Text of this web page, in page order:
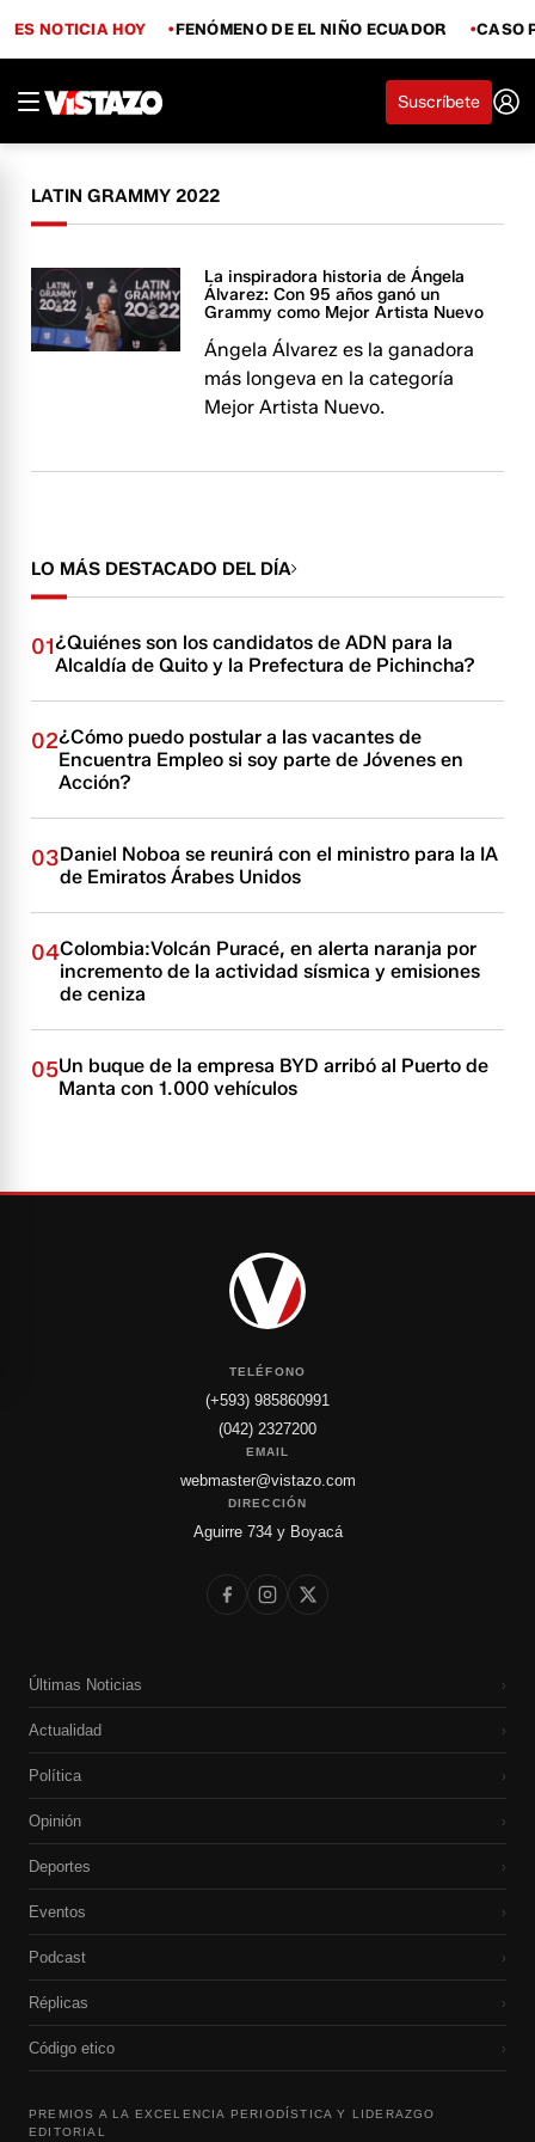
ES NOTICIA HOY FENÓMENO DE EL NIÑO ECUADOR CASO
Suscríbete
LATIN GRAMMY 2022
La inspiradora historia de Ángela
Álvarez: Con 95 años ganó un
Grammy como Mejor Artista Nuevo
Ángela Álvarez es la ganadora
más longeva en la categoría
Mejor Artista Nuevo.
LO MÁS DESTACADO DEL DÍA
01¿Quiénes son los candidatos de ADN para la
Alcaldía de Quito y la Prefectura de Pichincha?
02¿Cómo puedo postular a las vacantes de
Encuentra Empleo si soy parte de Jóvenes en
Acción?
03Daniel Noboa se reunirá con el ministro para la IA
de Emiratos Árabes Unidos
04Colombia:Volcán Puracé, en alerta naranja por
incremento de la actividad sísmica y emisiones
de ceniza
05Un buque de la empresa BYD arribó al Puerto de
Manta con 1.000 vehículos
TELÉFONO
(+593) 985860991
(042) 2327200
EMAIL
webmaster@vistazo.com
DIRECCIÓN
Aguirre 734 y Boyacá
Últimas Noticias ›
Actualidad ›
Política ›
Opinión ›
Deportes ›
Eventos ›
Podcast ›
Réplicas ›
Código etico ›
PREMIOS A LA EXCELENCIA PERIODÍSTICA Y LIDERAZGO
EDITORIAL